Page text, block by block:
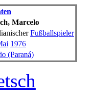
Marcelo
Fußballspieler
1976
(Paraná)